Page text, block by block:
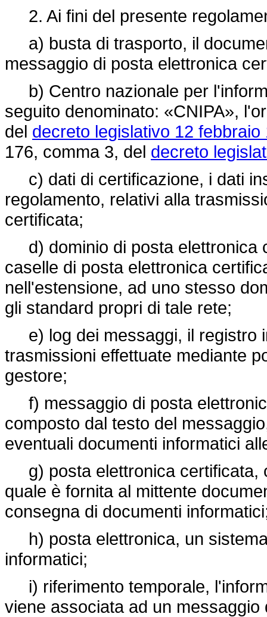
2. Ai fini del presente
a) busta di trasporto, il
messaggio di posta elettronica
b) Centro nazionale per
seguito denominato: «CNIPA»,
del decreto legislativo 12 febbraio
176, comma 3, del decreto
c) dati di certificazione, i dati
regolamento, relativi alla
certificata;
d) dominio di posta elettronica
caselle di posta elettronica
nell'estensione, ad uno stesso
gli standard propri di tale rete;
e) log dei messaggi, il registro
trasmissioni effettuate mediante
gestore;
f) messaggio di posta
composto dal testo del
eventuali documenti informatici
g) posta elettronica certificata,
quale è fornita al mittente
consegna di documenti
h) posta elettronica, un
informatici;
i) riferimento temporale,
viene associata ad un